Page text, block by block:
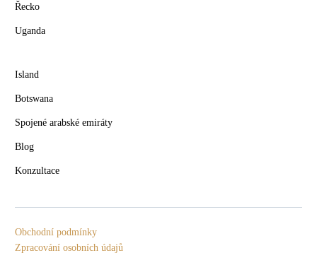
Řecko
Uganda
Island
Botswana
Spojené arabské emiráty
Blog
Konzultace
Obchodní podmínky
Zpracování osobních údajů